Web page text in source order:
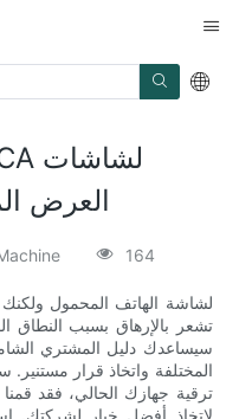
العرض
164
تشعر بالإرهاق بسبب النطاق
سيساعدك دليل المشتري
المختلفة واتخاذ قرار
ترقية جهازك الحالي، فقد
لاتخاذ أفضل خيار لشركتك.